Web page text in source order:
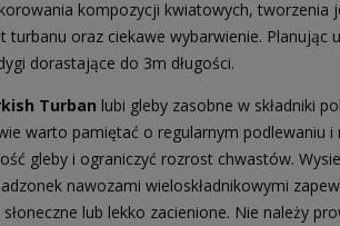
kompozycji kwiatowych,
turbanu oraz ciekawe wybarwienie.
dorastające do 3m długości.
Turban lubi gleby zasobne w składniki
warto pamiętać o regularnym podlewaniu
gleby i ograniczyć rozrost chwastów.
nawozami wieloskładnikowymi
lub lekko zacienione. Nie należy